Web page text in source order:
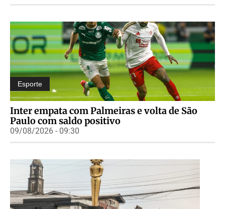
Esporte
Inter empata com Palmeiras e volta de São
Paulo com saldo positivo
09/08/2026 - 09:30